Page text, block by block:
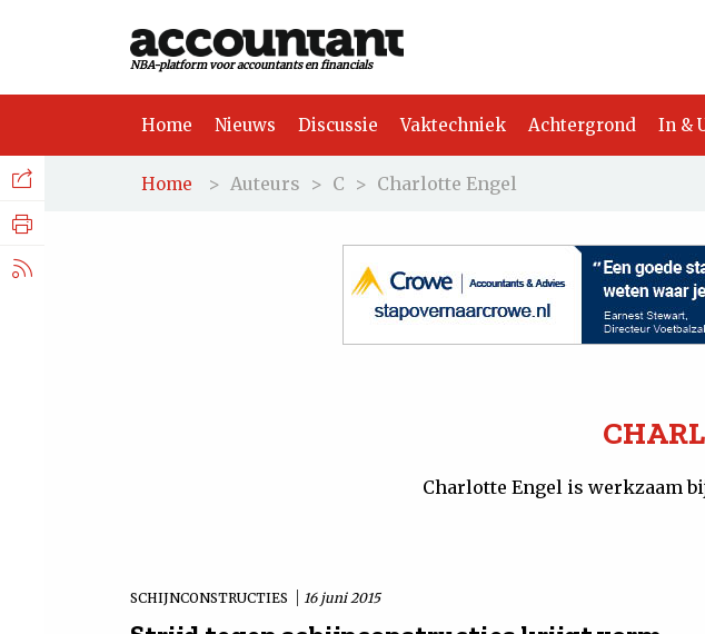
NBA-platform voor accountants en financials
Home Nieuws Discussie Vaktechniek Achtergrond In &
Home > Auteurs > C > Charlotte Engel
Charlotte Engel is werkzaam
SCHIJNCONSTRUCTIES 16 juni 2015
Facebook
Nieuws